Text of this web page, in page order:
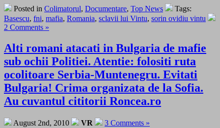
Posted in Colimatorul, Documentare, Top News
Tags:
Basescu, fni, mafia, Romania, sclavii lui Vintu, sorin ovidiu vintu
2 Comments »
Alti romani atacati in Bulgaria de mafie
sub ochii Politiei. Atentie: folositi ruta
ocolitoare Serbia-Muntenegru. Evitati
Bulgaria! Crima organizata de la Sofia.
Au cuvantul cititorii Roncea.ro
August 2nd, 2010 VR 3 Comments »